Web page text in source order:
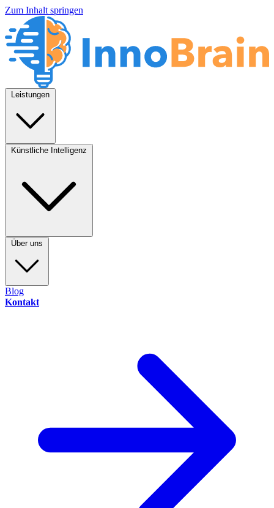
Zum Inhalt springen
Leistungen
Künstliche Intelligenz
Über uns
Blog
Kontakt